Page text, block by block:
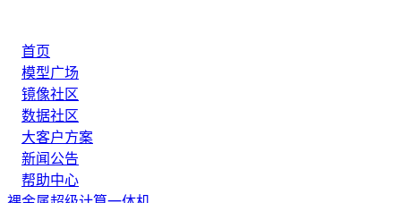
首页
模型广场
镜像社区
数据社区
大客户方案
新闻公告
帮助中心